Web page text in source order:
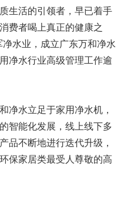
生活的引领者，早已着手
费者喝上真正的健康之
水业，成立广东万和净水
净水行业高级管理工作逾
净水立足于家用净水机，
智能化发展，线上线下多
品不断地进行迭代升级，
保家居类最受人尊敬的高